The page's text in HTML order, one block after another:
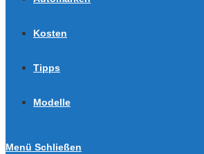
Kosten
Tipps
Modelle
Menü Schließen